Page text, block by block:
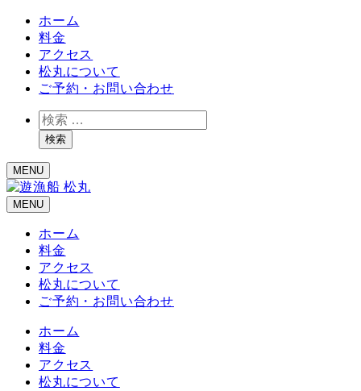
ホーム
料金
アクセス
松丸について
ご予約・お問い合わせ
検
索検索
MENU
MENU
ホーム
料金
アクセス
松丸について
ご予約・お問い合わせ
ホーム
料金
アクセス
松丸について